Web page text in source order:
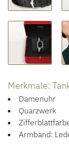
ACCESSOIRES
ÜBER UNS
Merkmale:
Damenuhr
Quarzwerk
Armband: